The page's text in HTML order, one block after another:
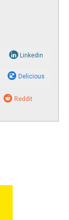
Linkedin
Delicious
Reddit